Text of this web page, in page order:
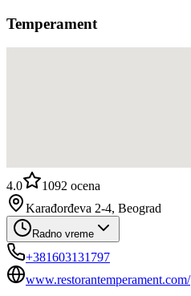
Temperament
4.0 1092 ocena
Karađorđeva 2-4, Beograd
Radno vreme
+381603131797
www.restorantemperament.com/